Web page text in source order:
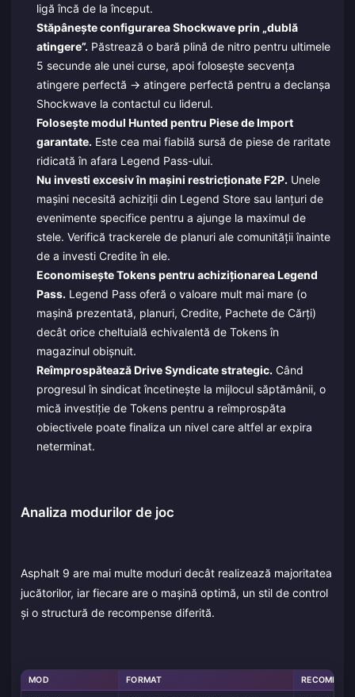
ligă încă de la început.
Stăpânește configurarea Shockwave prin „dublă
atingere”. Păstrează o bară plină de nitro pentru ultimele
5 secunde ale unei curse, apoi folosește secvența
atingere perfectă → atingere perfectă pentru a declanșa
Shockwave la contactul cu liderul.
Folosește modul Hunted pentru Piese de Import
garantate. Este cea mai fiabilă sursă de piese de raritate
ridicată în afara Legend Pass-ului.
Nu investi excesiv în mașini restricționate F2P. Unele
mașini necesită achiziții din Legend Store sau lanțuri de
evenimente specifice pentru a ajunge la maximul de
stele. Verifică trackerele de planuri ale comunității înainte
de a investi Credite în ele.
Economisește Tokens pentru achiziționarea Legend
Pass. Legend Pass oferă o valoare mult mai mare (o
mașină prezentată, planuri, Credite, Pachete de Cărți)
decât orice cheltuială echivalentă de Tokens în
magazinul obișnuit.
Reîmprospătează Drive Syndicate strategic. Când
progresul în sindicat încetinește la mijlocul săptămânii, o
mică investiție de Tokens pentru a reîmprospăta
obiectivele poate finaliza un nivel care altfel ar expira
neterminat.
Analiza modurilor de joc
Asphalt 9 are mai multe moduri decât realizează majoritatea
jucătorilor, iar fiecare are o mașină optimă, un stil de control
și o structură de recompense diferită.
MOD FORMAT